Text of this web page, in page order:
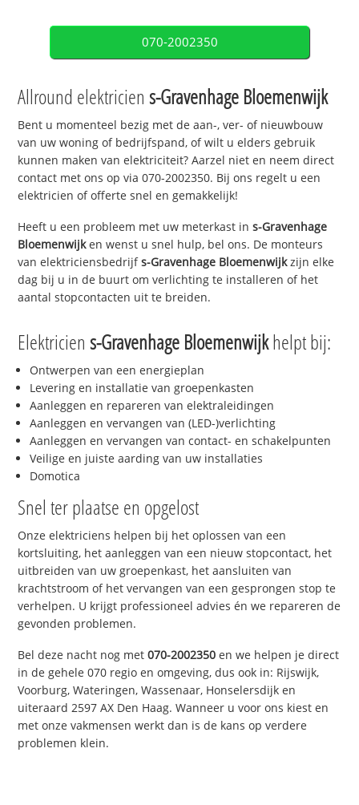
070-2002350
Allround elektricien s-Gravenhage Bloemenwijk
Bent u momenteel bezig met de aan-, ver- of nieuwbouw
van uw woning of bedrijfspand, of wilt u elders gebruik
kunnen maken van elektriciteit? Aarzel niet en neem direct
contact met ons op via 070-2002350. Bij ons regelt u een
elektricien of offerte snel en gemakkelijk!
Heeft u een probleem met uw meterkast ins-Gravenhage
Bloemenwijken wenst u snel hulp, bel ons. De monteurs
van elektriciensbedrijfs-Gravenhage Bloemenwijkzijn elke
dag bij u in de buurt om verlichting te installeren of het
aantal stopcontacten uit te breiden.
Elektricien s-Gravenhage Bloemenwijkhelpt bij:
Ontwerpen van een energieplan
Levering en installatie van groepenkasten
Aanleggen en repareren van elektraleidingen
Aanleggen en vervangen van (LED-)verlichting
Aanleggen en vervangen van contact- en schakelpunten
Veilige en juiste aarding van uw installaties
Domotica
Snel ter plaatse en opgelost
Onze elektriciens helpen bij het oplossen van een
kortsluiting, het aanleggen van een nieuw stopcontact, het
uitbreiden van uw groepenkast, het aansluiten van
krachtstroom of het vervangen van een gesprongen stop te
verhelpen. U krijgt professioneel advies én we repareren de
gevonden problemen.
Bel deze nacht nog met070-2002350 en we helpen je direct
in de gehele 070 regio en omgeving, dus ook in: Rijswijk,
Voorburg, Wateringen, Wassenaar, Honselersdijk en
uiteraard 2597 AX Den Haag. Wanneer u voor ons kiest en
met onze vakmensen werkt dan is de kans op verdere
problemen klein.